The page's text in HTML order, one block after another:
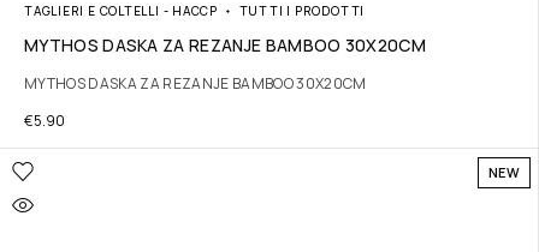
TAGLIERI E COLTELLI - HACCP TUTTI I PRODOTTI
MYTHOS DASKA ZA REZANJE BAMBOO 30X20CM
MYTHOS DASKA ZA REZANJE BAMBOO 30X20CM
€5.90
NEW